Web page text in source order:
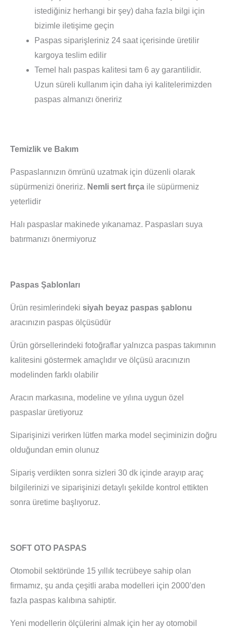
istediğiniz herhangi bir şey) daha fazla bilgi için
bizimle iletişime geçin
Paspas siparişleriniz 24 saat içerisinde üretilir
kargoya teslim edilir
Temel halı paspas kalitesi tam 6 ay garantilidir.
Uzun süreli kullanım için daha iyi kalitelerimizden
paspas almanızı öneririz
Temizlik ve Bakım
Paspaslarınızın ömrünü uzatmak için düzenli olarak
süpürmenizi öneririz. Nemli sert fırça ile süpürmeniz
yeterlidir
Halı paspaslar makinede yıkanamaz. Paspasları suya
batırmanızı önermiyoruz
Paspas Şablonları
Ürün resimlerindeki siyah beyaz paspas şablonu
aracınızın paspas ölçüsüdür
Ürün görsellerindeki fotoğraflar yalnızca paspas takımının
kalitesini göstermek amaçlıdır ve ölçüsü aracınızın
modelinden farklı olabilir
Aracın markasına, modeline ve yılına uygun özel
paspaslar üretiyoruz
Siparişinizi verirken lütfen marka model seçiminizin doğru
olduğundan emin olunuz
Sipariş verdikten sonra sizleri 30 dk içinde arayıp araç
bilgilerinizi ve siparişinizi detaylı şekilde kontrol ettikten
sonra üretime başlıyoruz.
SOFT OTO PASPAS
Otomobil sektöründe 15 yıllık tecrübeye sahip olan
firmamız, şu anda çeşitli araba modelleri için 2000’den
fazla paspas kalıbına sahiptir.
Yeni modellerin ölçülerini almak için her ay otomobil